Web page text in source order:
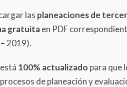
las planeaciones de tercer
gratuitaen PDF
2019).
100% actualizado para que
de planeación y